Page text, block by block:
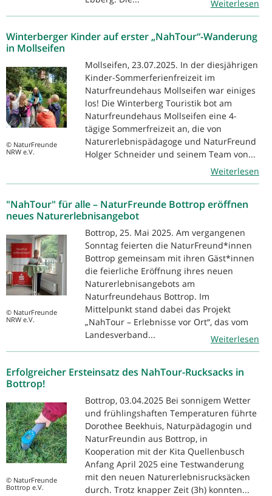
Weiterlesen
Winterberger Kinder auf erster „NahTour“-Wanderung
in Mollseifen
© NaturFreunde
NRW e.V.
Mollseifen, 23.07.2025. In der diesjährigen
Kinder-Sommerferienfreizeit im
Naturfreundehaus Mollseifen war einiges
los! Die Winterberg Touristik bot am
Naturfreundehaus Mollseifen eine 4-
tägige Sommerfreizeit an, die von
Naturerlebnispädagoge und NaturFreund
Holger Schneider und seinem Team von...
Weiterlesen
"NahTour" für alle – NaturFreunde Bottrop eröffnen
neues Naturerlebnisangebot
© NaturFreunde
NRW e.V.
Bottrop, 25. Mai 2025. Am vergangenen
Sonntag feierten die NaturFreund*innen
Bottrop gemeinsam mit ihren Gäst*innen
die feierliche Eröffnung ihres neuen
Naturerlebnisangebots am
Naturfreundehaus Bottrop. Im
Mittelpunkt stand dabei das Projekt
„NahTour – Erlebnisse vor Ort“, das vom
Landesverband...
Weiterlesen
Erfolgreicher Ersteinsatz des NahTour-Rucksacks in
Bottrop!
© NaturFreunde
Bottrop e.V.
Bottrop, 03.04.2025 Bei sonnigem Wetter
und frühlingshaften Temperaturen führte
Dorothee Beekhuis, Naturpädagogin und
NaturFreundin aus Bottrop, in
Kooperation mit der Kita Quellenbusch
Anfang April 2025 eine Testwanderung
mit den neuen Naturerlebnisrucksäcken
durch. Trotz knapper Zeit (3h) konnten...